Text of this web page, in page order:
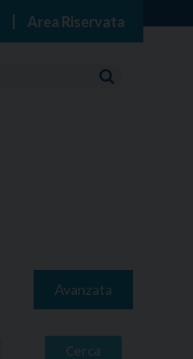
Area Riservata
Avanzata